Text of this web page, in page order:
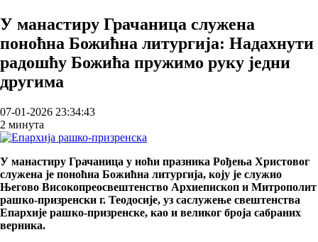
У манастиру Грачаница служена
поноћна Божићна литургија: Надaхнути
радошћу Божића пружимо руку једни
другима
07-01-2026 23:34:43
2 минута
У манастиру Грачаница у ноћи празника Рођења Христовог
служена је поноћна Божићна литургија, коју је служио
Његово Високопреосвештенство Архиепископ и Митрополит
рашко-призренски г. Теодосије, уз саслужење свештенства
Епархије рашко-призренске, као и великог броја сабраних
верника.